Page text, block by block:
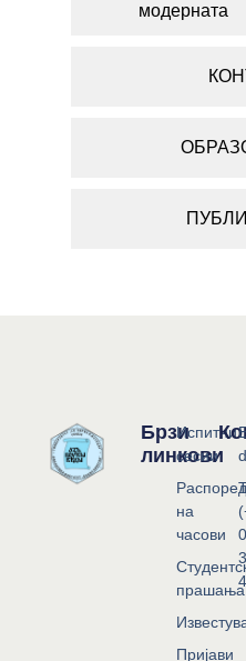
модерната
Брзи
линкови
Испитни
сесии
на
часови
прашања
Пријави